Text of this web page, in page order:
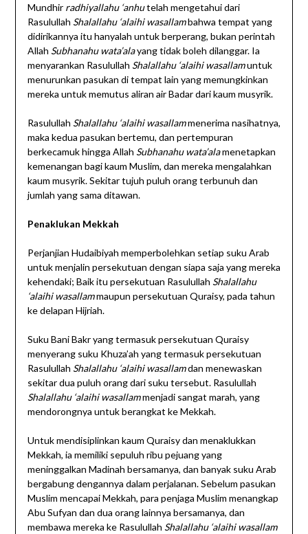
Mundhir radhiyallahu ‘anhutelah mengetahui dari
Rasulullah Shalallahu ‘alaihi wasallambahwa tempat yang
didirikannya itu hanyalah untuk berperang, bukan perintah
Allah Subhanahu wata’alayang tidak boleh dilanggar. Ia
menyarankan Rasulullah Shalallahu ‘alaihi wasallamuntuk
menurunkan pasukan di tempat lain yang memungkinkan
mereka untuk memutus aliran air Badar dari kaum musyrik.
Rasulullah Shalallahu ‘alaihi wasallammenerima nasihatnya,
maka kedua pasukan bertemu, dan pertempuran
berkecamuk hingga Allah Subhanahu wata’alamenetapkan
kemenangan bagi kaum Muslim, dan mereka mengalahkan
kaum musyrik. Sekitar tujuh puluh orang terbunuh dan
jumlah yang sama ditawan.
Penaklukan Mekkah
Perjanjian Hudaibiyah memperbolehkan setiap suku Arab
untuk menjalin persekutuan dengan siapa saja yang mereka
kehendaki; Baik itu persekutuan Rasulullah Shalallahu
‘alaihi wasallammaupun persekutuan Quraisy, pada tahun
ke delapan Hijriah.
Suku Bani Bakr yang termasuk persekutuan Quraisy
menyerang suku Khuza’ah yang termasuk persekutuan
Rasulullah Shalallahu ‘alaihi wasallamdan menewaskan
sekitar dua puluh orang dari suku tersebut. Rasulullah
Shalallahu ‘alaihi wasallammenjadi sangat marah, yang
mendorongnya untuk berangkat ke Mekkah.
Untuk mendisiplinkan kaum Quraisy dan menaklukkan
Mekkah, ia memiliki sepuluh ribu pejuang yang
meninggalkan Madinah bersamanya, dan banyak suku Arab
bergabung dengannya dalam perjalanan. Sebelum pasukan
Muslim mencapai Mekkah, para penjaga Muslim menangkap
Abu Sufyan dan dua orang lainnya bersamanya, dan
membawa mereka ke Rasulullah Shalallahu ‘alaihi wasallam